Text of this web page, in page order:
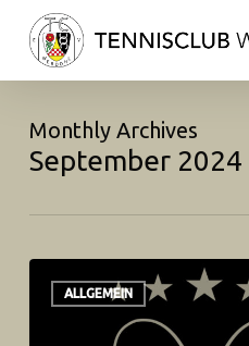
Monthly Archives
September 2024
ALLGEMEIN